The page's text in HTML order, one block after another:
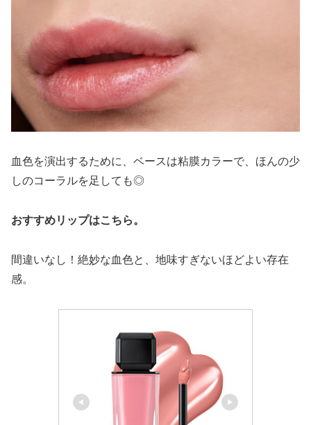
血色を演出するために、ベースは粘膜カラーで、ほんの少
しのコーラルを足しても◎
おすすめリップはこちら。
間違いなし！絶妙な血色と、地味すぎないほどよい存在
感。